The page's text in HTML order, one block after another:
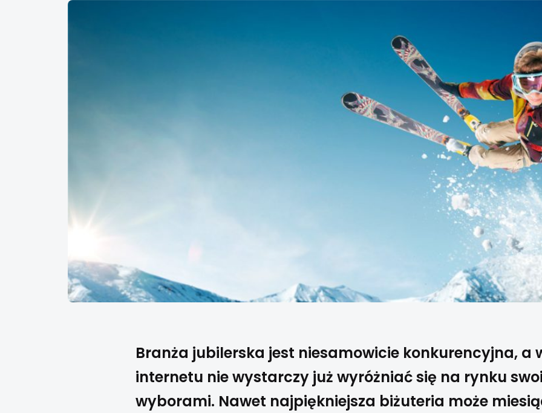
Branża jubilerska jest niesamowicie konkurencyjna, a
internetu nie wystarczy już wyróżniać się na rynku
wyborami. Nawet najpiękniejsza biżuteria może